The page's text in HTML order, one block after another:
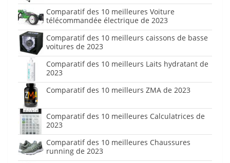
Comparatif des 10 meilleures Voiture
télécommandée électrique de 2023
Comparatif des 10 meilleurs caissons de basse
voitures de 2023
Comparatif des 10 meilleurs Laits hydratant de
2023
Comparatif des 10 meilleurs ZMA de 2023
Comparatif des 10 meilleures Calculatrices de
2023
Comparatif des 10 meilleures Chaussures
running de 2023